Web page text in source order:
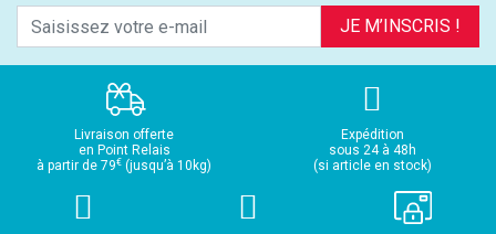
JE M’INSCRIS !
Livraison offerte
en Point Relais
à partir de 79€ (jusqu’à 10kg)
Expédition
sous 24 à 48h
(si article en stock)